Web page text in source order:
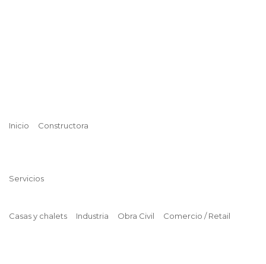
Inicio Constructora
Servicios
Casas y chalets Industria Obra Civil Comercio / Retail